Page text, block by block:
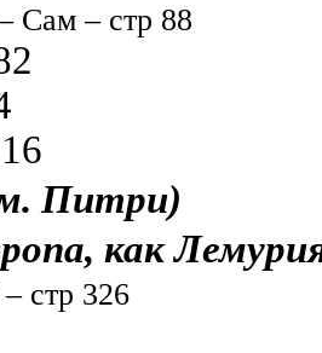
Сам – стр 88
Питри)
как
стр 326